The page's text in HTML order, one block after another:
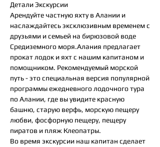
Детали Экскурсии
Арендуйте частную яхту в Алании и
наслаждайтесь эксклюзивным временем с
друзьями и семьей на бирюзовой воде
Средиземного моря.Алания предлагает
прокат лодок и яхт с нашим капитаном и
помощником. Рекомендуемый морской
путь - это специальная версия популярной
программы ежедневного лодочного тура
по Алании, где вы увидите красную
башню, старую верфь, морскую пещеру
любви, фосфорную пещеру, пещеру
пиратов и пляж Клеопатры.
Во время экскурсии наш капитан сделает